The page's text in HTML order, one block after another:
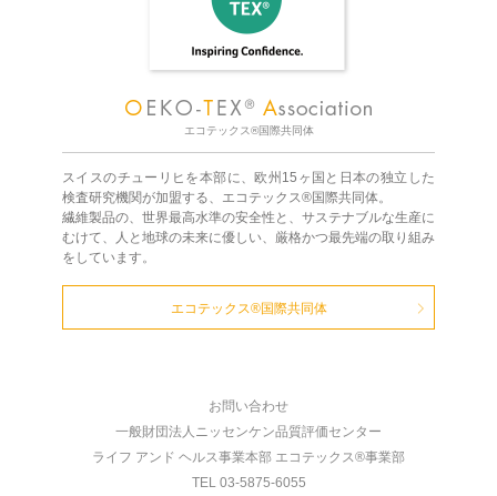
エコテックス®国際共同体
スイスのチューリヒを本部に、欧州15ヶ国と日本の独立した
検査研究機関が加盟する、エコテックス®国際共同体。
繊維製品の、世界最高水準の安全性と、サステナブルな生産に
むけて、人と地球の未来に優しい、厳格かつ最先端の取り組み
をしています。
エコテックス®国際共同体
お問い合わせ
一般財団法人ニッセンケン品質評価センター
ライフ アンド ヘルス事業本部 エコテックス®事業部
TEL 03-5875-6055